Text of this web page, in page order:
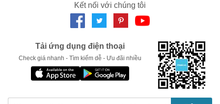
Kết nối với chúng tôi
Tải ứng dụng điện thoại
Check giá nhanh - Tìm kiếm dễ - Ưu đãi nhiều